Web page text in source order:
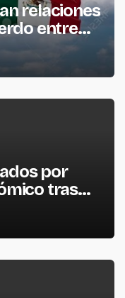
relaciones
entre
por
tras